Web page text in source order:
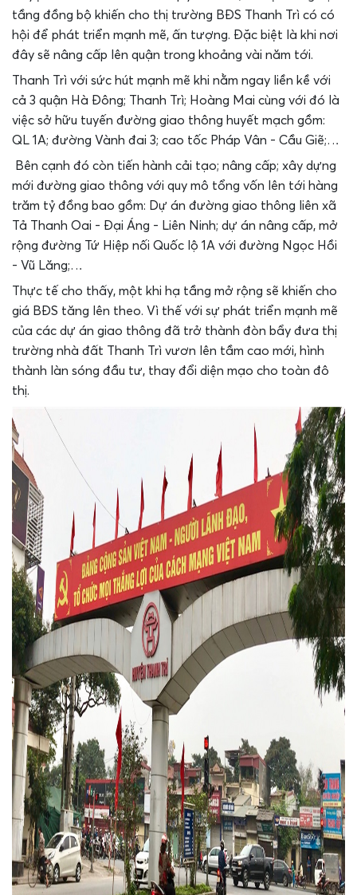
tầng đồng bộ khiến cho thị trường BĐS Thanh Trì có có
hội để phát triển mạnh mẽ, ấn tượng. Đặc biệt là khi nơi
đây sẽ nâng cấp lên quận trong khoảng vài năm tới.
Thanh Trì với sức hút mạnh mẽ khi nằm ngay liền kề với
cả 3 quận Hà Đông; Thanh Trì; Hoàng Mai cùng với đó là
việc sở hữu tuyến đường giao thông huyết mạch gồm:
QL 1A; đường Vành đai 3; cao tốc Pháp Vân - Cầu Giẽ;…
Bên cạnh đó còn tiến hành cải tạo; nâng cấp; xây dựng
mới đường giao thông với quy mô tổng vốn lên tới hàng
trăm tỷ đồng bao gồm: Dự án đường giao thông liên xã
Tả Thanh Oai - Đại Áng - Liên Ninh; dự án nâng cấp, mở
rộng đường Tứ Hiệp nối Quốc lộ 1A với đường Ngọc Hồi
- Vũ Lăng;…
Thực tế cho thấy, một khi hạ tầng mở rộng sẽ khiến cho
giá BĐS tăng lên theo. Vì thế với sự phát triển mạnh mẽ
của các dự án giao thông đã trở thành đòn bẩy đưa thị
trường nhà đất Thanh Trì vươn lên tầm cao mới, hình
thành làn sóng đầu tư, thay đổi diện mạo cho toàn đô
thị.